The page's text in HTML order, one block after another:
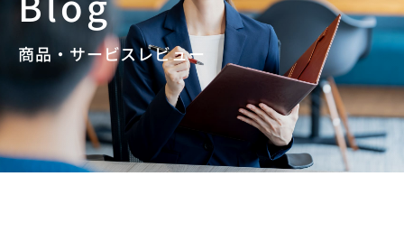
商品・サービスレビュー